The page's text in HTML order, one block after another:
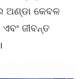
ଅଣ୍ଡା କେବଳ
ଜୀବନ୍ତ